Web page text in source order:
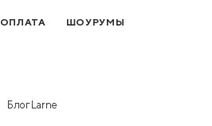
ОПЛАТА ШОУРУМЫ
Блог Larne